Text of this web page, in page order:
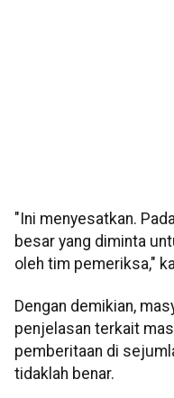
"Ini menyesatkan.
besar yang diminta
oleh tim pemeriksa,"
Dengan demikian,
penjelasan terkait
pemberitaan di
tidaklah benar.